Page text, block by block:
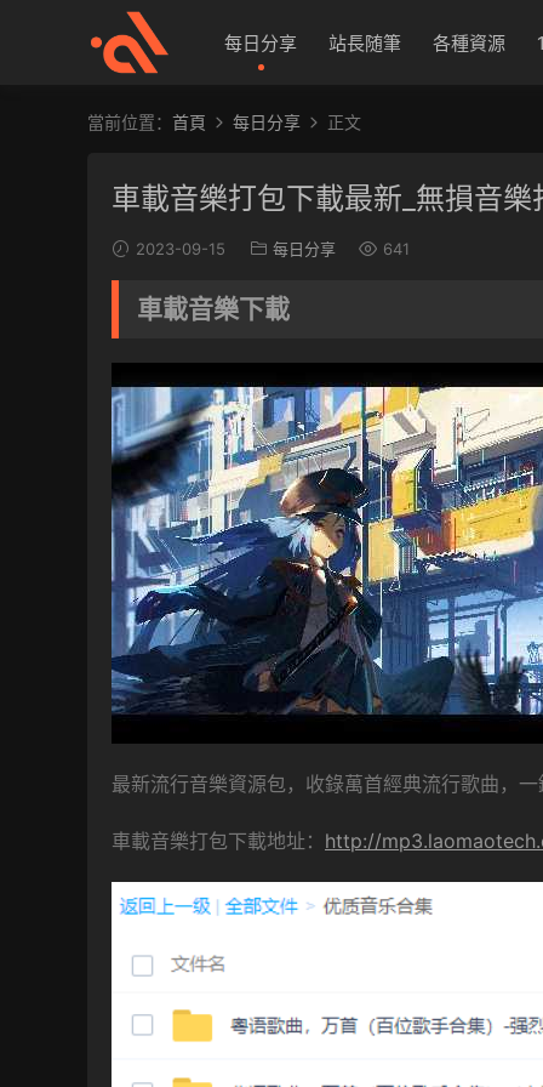
每日分享 站長随筆 各種資源
當前位置： 首頁 每日分享 正文
車載音樂打包下載最新_無損音樂
2023-09-15 每日分享 641
車載音樂下載
最新流行音樂資源包，收錄萬首經典流行歌曲，
車載音樂打包下載地址： http://